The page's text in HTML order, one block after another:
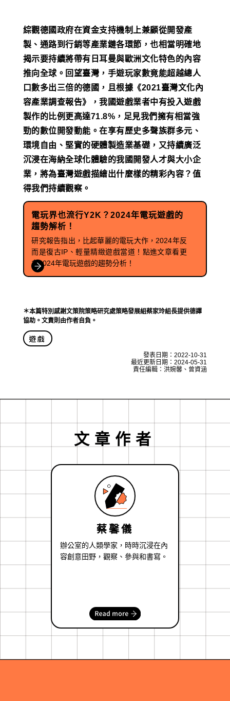
綜觀德國政府在資金支持機制上兼顧從開發產
製、通路到行銷等產業鏈各環節，也相當明確地
揭示要持續將帶有日耳曼與歐洲文化特色的內容
推向全球。回望臺灣，手遊玩家數竟能超越總人
口數多出三倍的德國，且根據《2021臺灣文化內
容產業調查報告》，我國遊戲業者中有投入遊戲
製作的比例更高達71.8%，足見我們擁有相當強
勁的數位開發動能。在享有歷史多聲族群多元、
環境自由、堅實的硬體製造業基礎，又持續廣泛
沉浸在海納全球化體驗的我國開發人才與大小企
業，將為臺灣遊戲描繪出什麼樣的精彩內容？值
得我們持續觀察。
電玩界也流行Y2K？2024年電玩遊戲的
趨勢解析！
研究報告指出，比起華麗的電玩大作，2024年反
而是復古IP、輕量精緻遊戲當道！點進文章看更
多2024年電玩遊戲的趨勢分析！
＊本篇特別感謝文策院策略研究處策略發展組蔡家玲組長提供德譯
協助。文責則由作者自負。
遊戲
發表日期：2022-10-31
最近更新日期：2024-05-31
責任編輯：洪婉馨、曾資涵
文章作者
蔡馨儀
辦公室的人類學家，時時沉浸在內
容創意田野，觀察、參與和書寫。